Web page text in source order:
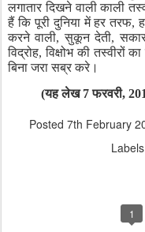
लगातार दिखने वाली काली
हैं कि पूरी दुनिया में हर तरफ,
करने वाली,सुकून देती,
विद्रोह,विक्षोभ की तस्वीरों का
बिना जरा सब्र करे।
(यह लेख7फरवरी,
Posted 7th February
1